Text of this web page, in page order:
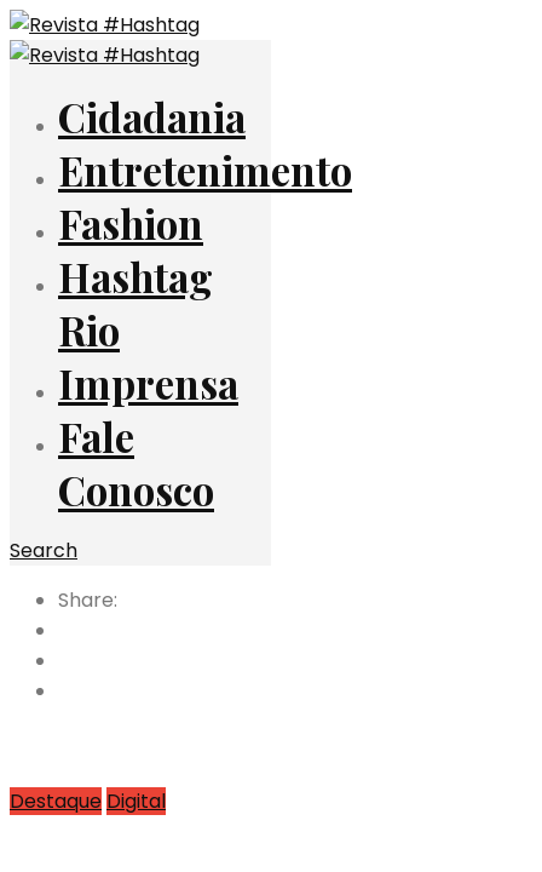
Cidadania
Entretenimento
Fashion
Hashtag
Rio
Imprensa
Fale
Conosco
Search
Share:
Destaque Digital